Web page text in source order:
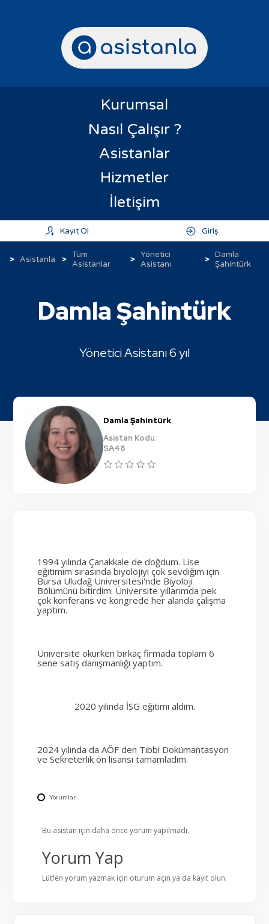
Kurumsal
Nasıl Çalışır ?
Asistanlar
Hizmetler
İletişim
Kayıt Ol Giriş
Asistanla
Tüm
Asistanlar
Yönetici
Asistanı
Damla
Şahintürk
Damla Şahintürk
Yönetici Asistanı 6 yıl
Damla Şahintürk
Asistan Kodu:
SA48
1994 yılında Çanakkale de doğdum. Lise
eğitimim sırasında biyolojiyi çok sevdiğim için
Bursa Uludağ Üniversitesi'nde Biyoloji
Bölümünü bitirdim. Üniversite yıllarımda pek
çok konferans ve kongrede her alanda çalışma
yaptım.
Üniversite okurken birkaç firmada toplam 6
sene satış danışmanlığı yaptım.
2020 yılında İSG eğitimi aldım.
2024 yılında da AÖF den Tıbbi Dokümantasyon
ve Sekreterlik ön lisansı tamamladım.
Yorumlar
Bu asistan için daha önce yorum yapılmadı.
Yorum Yap
Lütfen yorum yazmak için oturum açın ya da kayıt olun.